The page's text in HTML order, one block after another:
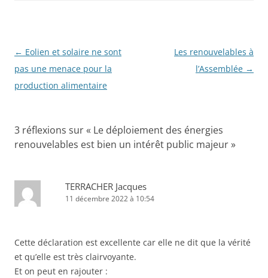
o
k
Navigation
des
articles
← Eolien et solaire ne sont
pas une menace pour la
production alimentaire
Les renouvelables à
l’Assemblée →
3 réflexions sur « Le déploiement des énergies
renouvelables est bien un intérêt public majeur»
TERRACHER Jacques
11 décembre 2022 à 10:54
Cette déclaration est excellente car elle ne dit que la vérité
et qu’elle est très clairvoyante.
Et on peut en rajouter :